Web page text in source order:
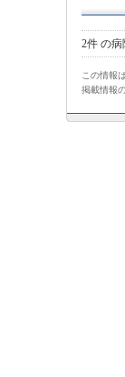
2件の病
この情報
掲載情報